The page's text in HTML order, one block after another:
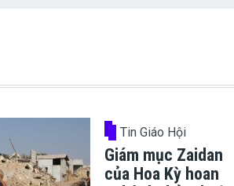
Tin Giáo Hội
Giám mục Zaidan
của Hoa Kỳ hoan